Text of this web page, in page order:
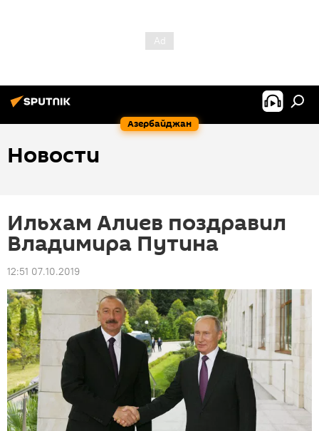
Азербайджан
Новости
Ильхам Алиев поздравил
Владимира Путина
12:51 07.10.2019